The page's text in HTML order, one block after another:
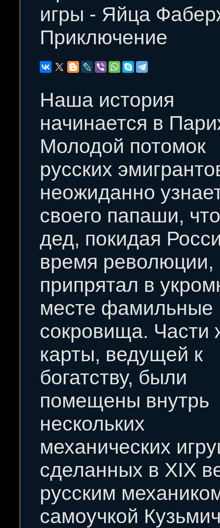
игры - Яйца
Приключение
Наша история
начинается в
Молодой потомок
русских
неожиданно
своего папаши,
дед, покидая
время революции,
припрятал в
месте фамильные
сокровища. Части
карты, ведущей к
богатству, были
помещены внутрь
нескольких
механических
сделанных в XIX
русским
самоучкой